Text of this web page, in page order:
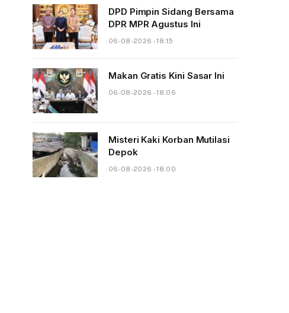
DPD Pimpin Sidang Bersama
DPR MPR Agustus Ini
06-08-2026 - 18.15
Makan Gratis Kini Sasar Ini
06-08-2026 - 18.06
Misteri Kaki Korban Mutilasi
Depok
06-08-2026 - 18.00